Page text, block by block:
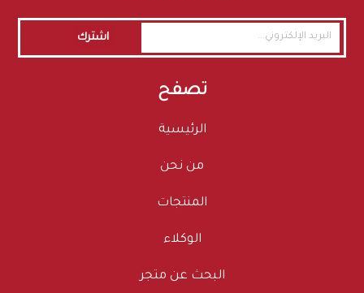
اشترك
تصفح
الرئيسية
من نحن
المنتجات
الوكلاء
البحث عن متجر